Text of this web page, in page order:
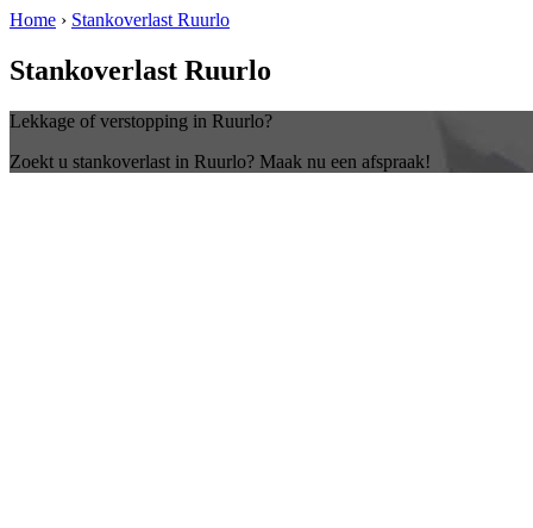
Home › Stankoverlast Ruurlo
Stankoverlast Ruurlo
Lekkage of verstopping in Ruurlo?
Zoekt u stankoverlast in Ruurlo? Maak nu een afspraak!